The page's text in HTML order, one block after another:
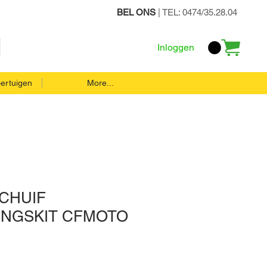
BEL ONS | TEL: 0474/35.28.04
Inloggen
More...
CFMOTO